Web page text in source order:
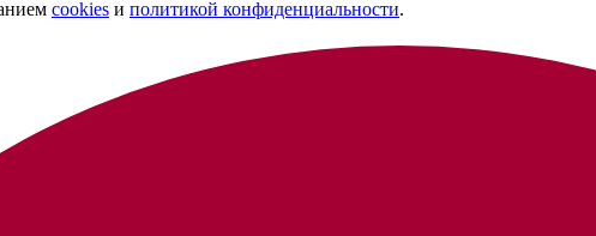
cookies и политикой конфиденциальности.